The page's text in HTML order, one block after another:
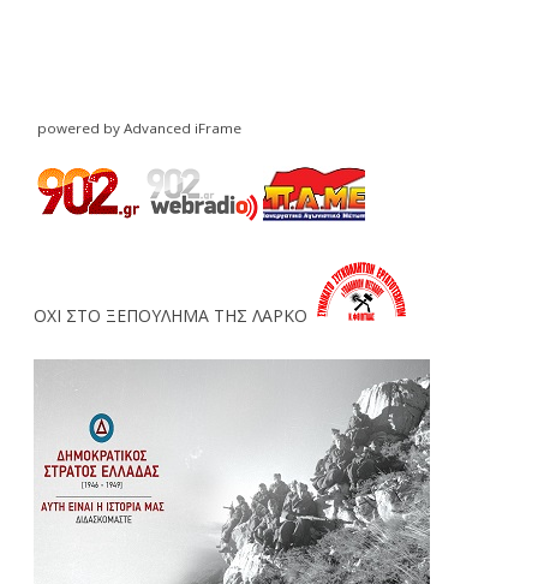
powered by Advanced iFrame
ΟΧΙ ΣΤΟ ΞΕΠΟΥΛΗΜΑ ΤΗΣ ΛΑΡΚΟ